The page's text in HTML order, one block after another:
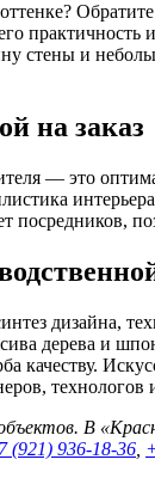
стены и
на заказ
— это
дизайна,
дерева и
качеству.
технологов
В
(921) 936-18-36